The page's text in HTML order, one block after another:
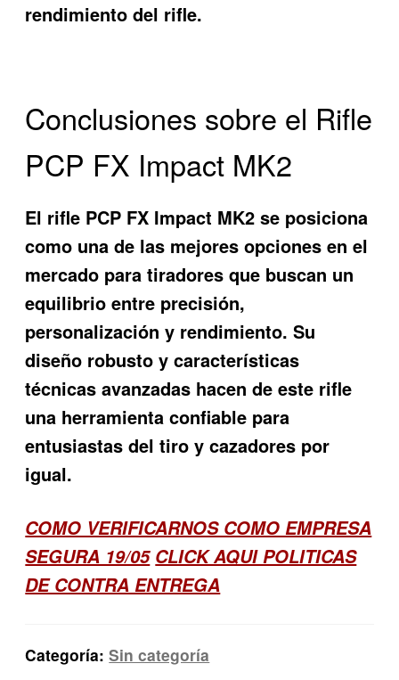
rendimiento del rifle.
Conclusiones sobre el Rifle
PCP FX Impact MK2
El rifle PCP FX Impact MK2 se posiciona
como una de las mejores opciones en el
mercado para tiradores que buscan un
equilibrio entre precisión,
personalización y rendimiento. Su
diseño robusto y características
técnicas avanzadas hacen de este rifle
una herramienta confiable para
entusiastas del tiro y cazadores por
igual.
COMO VERIFICARNOS COMO EMPRESA
SEGURA 19/05 CLICK AQUI POLITICAS
DE CONTRA ENTREGA
Categoría:Sin categoría